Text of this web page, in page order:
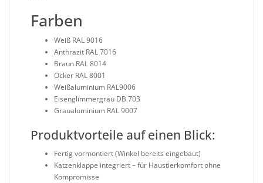
Farben
Weiß RAL 9016
Anthrazit RAL 7016
Braun RAL 8014
Ocker RAL 8001
Weißaluminium RAL9006
Eisenglimmergrau DB 703
Graualuminium RAL 9007
Produktvorteile auf einen Blick:
Fertig vormontiert (Winkel bereits eingebaut)
Katzenklappe integriert – für Haustierkomfort ohne
Kompromisse